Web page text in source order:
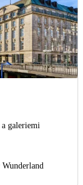
galeriemi